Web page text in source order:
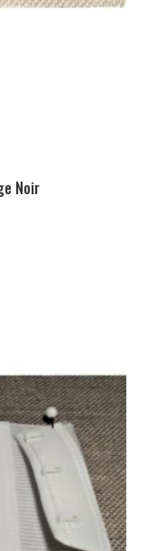
Noir